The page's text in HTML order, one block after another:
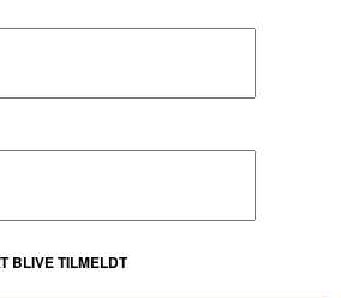
BLIVE TILMELDT